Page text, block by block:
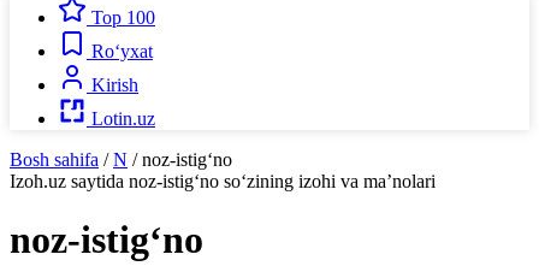
Top 100
Ro‘yxat
Kirish
Lotin.uz
Bosh sahifa / N / noz-istig‘no
Izoh.uz saytida noz-istig‘no so‘zining izohi va ma’nolari
noz-istig‘no